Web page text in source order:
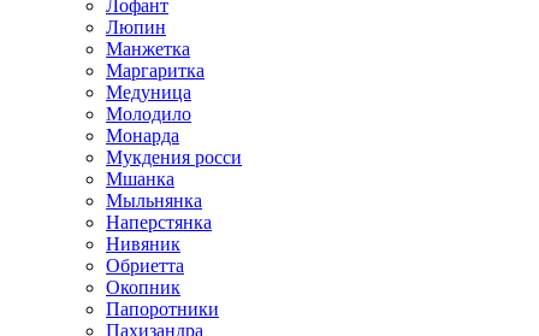
Лофант
Люпин
Манжетка
Маргаритка
Медуница
Молодило
Монарда
Мукдения росси
Мшанка
Мыльнянка
Наперстянка
Нивяник
Обриетта
Окопник
Папоротники
Пахизандра